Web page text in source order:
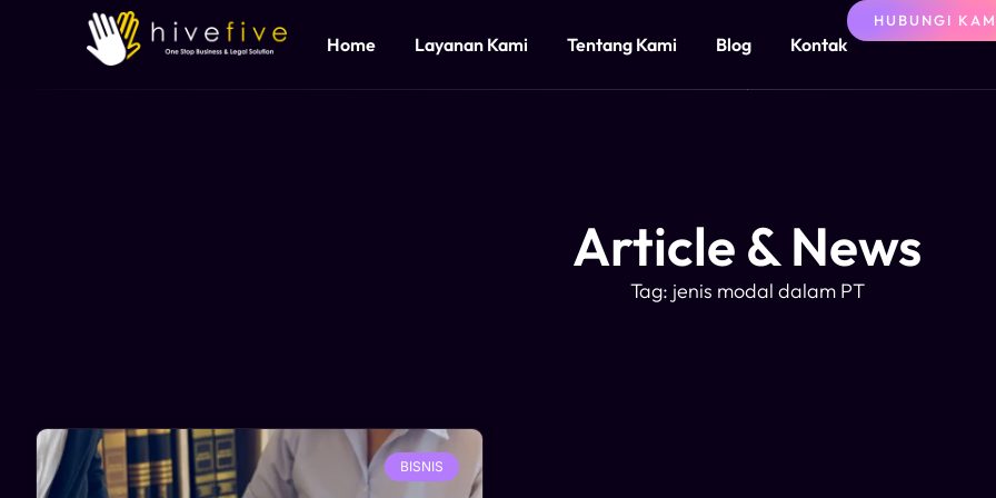
Home Layanan Kami Tentang Kami Blog Kontak
HUBUNGI
Article & News
Tag: jenis modal dalam PT
BISNIS